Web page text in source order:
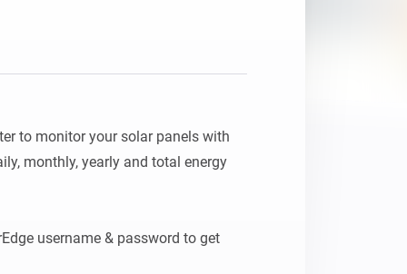
to monitor your solar panels with
monthly, yearly and total energy
username & password to get